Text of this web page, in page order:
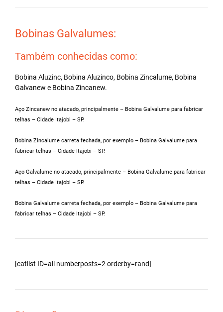
Bobinas Galvalumes:
Também conhecidas como:
Bobina Aluzinc, Bobina Aluzinco, Bobina Zincalume, Bobina
Galvanew e Bobina Zincanew.
Aço Zincanew no atacado, principalmente – Bobina Galvalume para fabricar
telhas – Cidade Itajobi – SP.
Bobina Zincalume carreta fechada, por exemplo – Bobina Galvalume para
fabricar telhas – Cidade Itajobi – SP.
Aço Galvalume no atacado, principalmente – Bobina Galvalume para fabricar
telhas – Cidade Itajobi – SP.
Bobina Galvalume carreta fechada, por exemplo – Bobina Galvalume para
fabricar telhas – Cidade Itajobi – SP.
[catlist ID=all numberposts=2 orderby=rand]